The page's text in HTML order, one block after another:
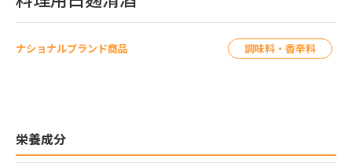
ナショナルブランド商品 調味料・香辛料
栄養成分